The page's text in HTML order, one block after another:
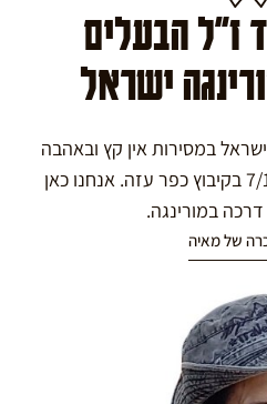
ז"ל הבעלים
ישראל
במסירות אין קץ ובאהבה
גדולה. מאיה נרצחה ב-7/10 בקיבוץ כפר עזה. אנחנו כאן
במורינגה.
של מאיה